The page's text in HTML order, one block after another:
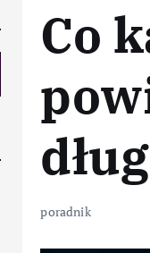
Co
poradnik